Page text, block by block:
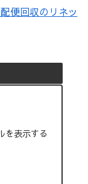
便回収のリネッ
を表示する